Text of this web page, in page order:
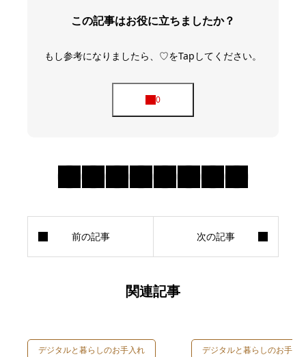
この記事はお役に立ちましたか？
もし参考になりましたら、♡をTapしてください。
関連記事
デジタルと暮らしのお手入れ デジタルと暮らしのお手入